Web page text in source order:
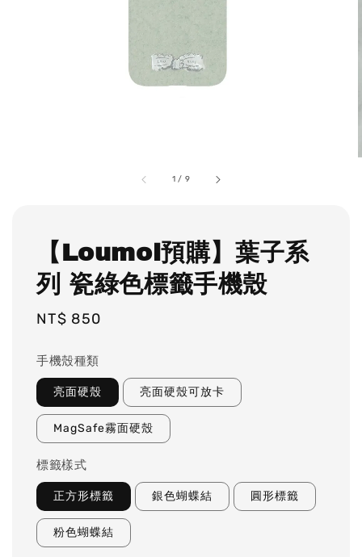
1 / 9
【Loumoi預購】葉子系
列 瓷綠色標籤手機殼
Regular
NT$ 850
手機殼種類
亮面硬殼 亮面硬殼可放卡
MagSafe霧面硬殼
標籤樣式
正方形標籤 銀色蝴蝶結 圓形標籤
粉色蝴蝶結